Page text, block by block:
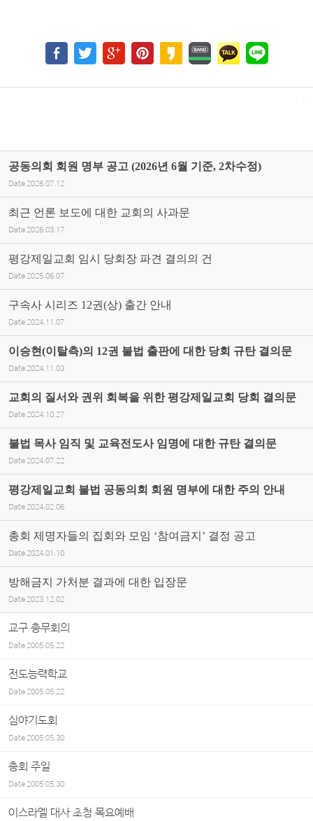
공동의회 회원 명부 공고 (2026년 6월 기준, 2차수정)
Date 2026.07.12
최근 언론 보도에 대한 교회의 사과문
Date 2026.03.17
평강제일교회 임시 당회장 파견 결의의 건
Date 2025.06.07
구속사 시리즈 12권(상) 출간 안내
Date 2024.11.07
이승현(이탈측)의 12권 불법 출판에 대한 당회 규탄 결의문
Date 2024.11.03
교회의 질서와 권위 회복을 위한 평강제일교회 당회 결의문
Date 2024.10.27
불법 목사 임직 및 교육전도사 임명에 대한 규탄 결의문
Date 2024.07.22
평강제일교회 불법 공동의회 회원 명부에 대한 주의 안내
Date 2024.02.06
총회 제명자들의 집회와 모임 ‘참여금지’ 결정 공고
Date 2024.01.10
방해금지 가처분 결과에 대한 입장문
Date 2023.12.02
교구 총무회의
Date2005.05.22
전도능력학교
Date2005.05.22
심야기도회
Date2005.05.30
총회 주일
Date2005.05.30
이스라엘 대사 초청 목요예배